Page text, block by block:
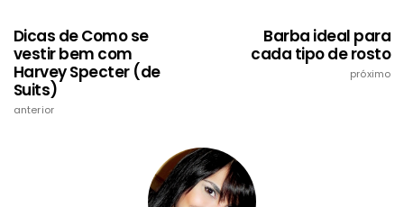
Dicas de Como se
vestir bem com
Harvey Specter (de
Suits)
anterior
Barba ideal para
cada tipo de rosto
próximo